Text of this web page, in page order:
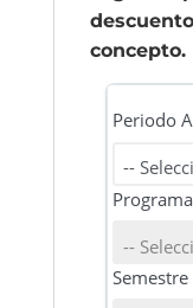
concepto.